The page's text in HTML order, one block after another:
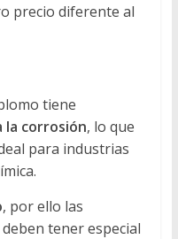
precio diferente al
tiene
la corrosión, lo que
para industrias
, por ello las
tener especial